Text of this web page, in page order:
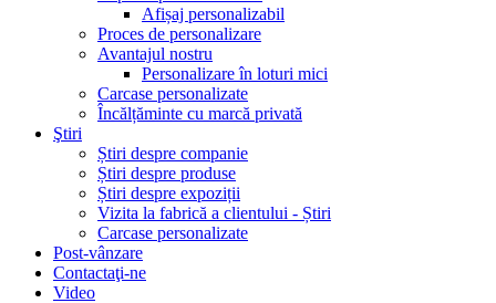
Afișaj personalizabil
Proces de personalizare
Avantajul nostru
Personalizare în loturi mici
Carcase personalizate
Încălțăminte cu marcă privată
Ştiri
Știri despre companie
Știri despre produse
Știri despre expoziții
Vizita la fabrică a clientului - Știri
Carcase personalizate
Post-vânzare
Contactaţi-ne
Video